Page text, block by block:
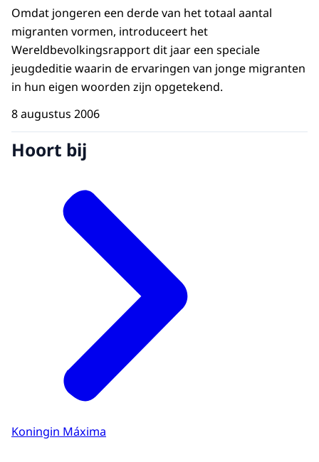
Omdat jongeren een derde van het totaal aantal
migranten vormen, introduceert het
Wereldbevolkingsrapport dit jaar een speciale
jeugdeditie waarin de ervaringen van jonge migranten
in hun eigen woorden zijn opgetekend.
8 augustus 2006
Hoort bij
Koningin Máxima